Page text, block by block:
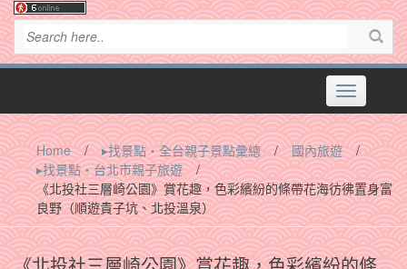
Toggle
navigation
Home / ▸找景點‧全台親子景點彙總 / 國內旅遊
/
▸找景點‧台北市親子旅遊
/
《北投社三層崎公園》賞花趣，色彩繽紛的條帶花海彷彿置身富
良野（順遊貴子坑、北投溫泉）